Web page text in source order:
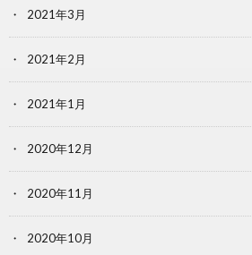
2021年3月
2021年2月
2021年1月
2020年12月
2020年11月
2020年10月